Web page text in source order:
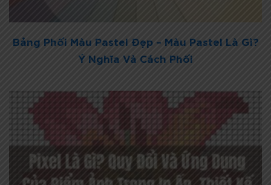
Bảng Phối Màu Pastel Đẹp – Màu Pastel Là Gì?
Ý Nghĩa Và Cách Phối